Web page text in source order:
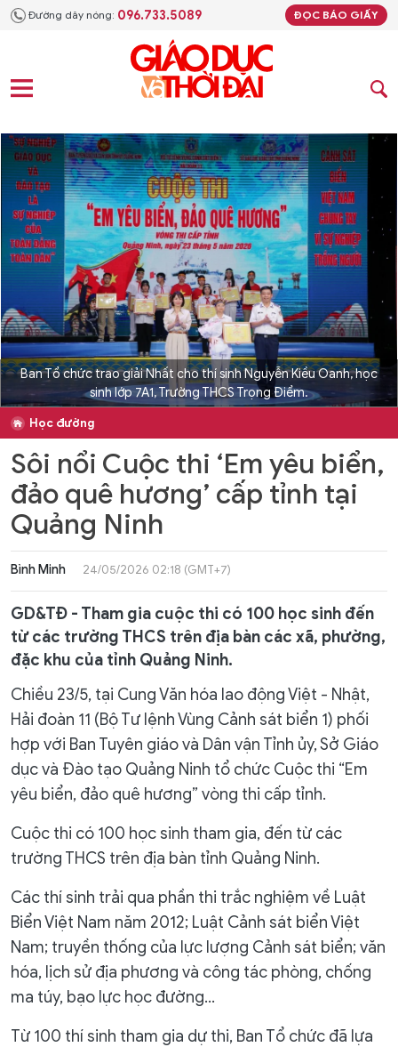
Đường dây nóng: 096.733.5089 ĐỌC BÁO GIẤY
Ban Tổ chức trao giải Nhất cho thí sinh Nguyễn Kiều Oanh, học
sinh lớp 7A1, Trường THCS Trọng Điểm.
Học đường
Sôi nổi Cuộc thi ‘Em yêu biển,
đảo quê hương’ cấp tỉnh tại
Quảng Ninh
Bình Minh 24/05/2026 02:18 (GMT+7)
GD&TĐ - Tham gia cuộc thi có 100 học sinh đến
từ các trường THCS trên địa bàn các xã, phường,
đặc khu của tỉnh Quảng Ninh.
Chiều 23/5, tại Cung Văn hóa lao động Việt - Nhật,
Hải đoàn 11 (Bộ Tư lệnh Vùng Cảnh sát biển 1) phối
hợp với Ban Tuyên giáo và Dân vận Tỉnh ủy, Sở Giáo
dục và Đào tạo Quảng Ninh tổ chức Cuộc thi “Em
yêu biển, đảo quê hương” vòng thi cấp tỉnh.
Cuộc thi có 100 học sinh tham gia, đến từ các
trường THCS trên địa bàn tỉnh Quảng Ninh.
Các thí sinh trải qua phần thi trắc nghiệm về Luật
Biển Việt Nam năm 2012; Luật Cảnh sát biển Việt
Nam; truyền thống của lực lượng Cảnh sát biển; văn
hóa, lịch sử địa phương và công tác phòng, chống
ma túy, bạo lực học đường...
Từ 100 thí sinh tham gia dự thi, Ban Tổ chức đã lựa